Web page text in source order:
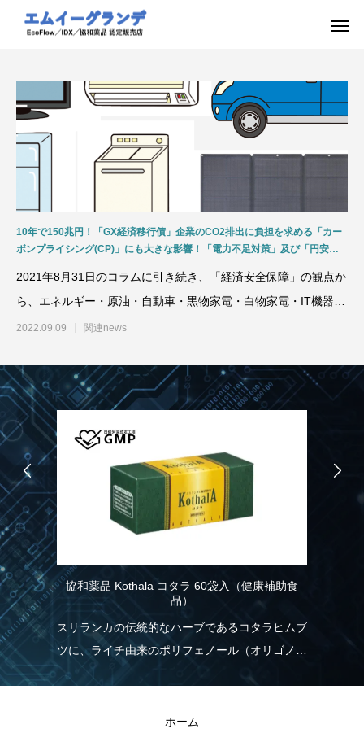
10年で150兆円！「GX経済移行債」企業のCO2排出に負担を求める「カー
ボンプライシング(CP)」にも大きな影響！「電力不足対策」及び「円安」
響や「エネルギー消費の大きい産業部門」中国や米国への高い貿易依存率の
バブル期～コロナ渦までの推移について
2021年8月31日のコラムに引き続き、「経済安全保障」の観点か
ら、エネルギー・原油・自動車・黒物家電・白物家電・IT機器等
の輸出入取扱高
2022.09.09 関連news
憶
協和薬品 Kothala コタラ 60袋入（健康補助食
品）
スリランカの伝統的なハーブであるコタラヒムブ
ツに、ライチ由来のポリフェノール（オリゴノー
ル）を配合！食生活の乱れが気になる方を応援し
れ
現
ホーム